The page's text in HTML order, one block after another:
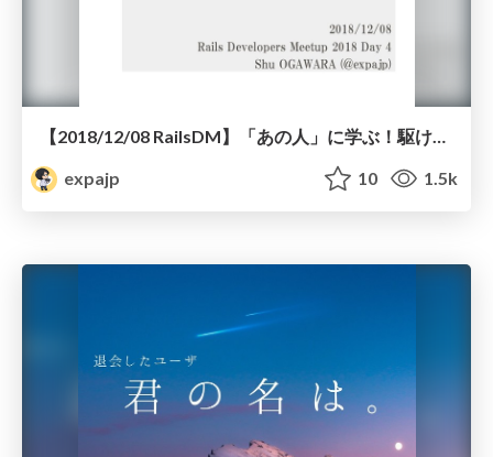
【2018/12/08 RailsDM】「あの人」に学ぶ！駆け出しRailsエンジニアの日常の過ごし方
expajp
10 1.5k